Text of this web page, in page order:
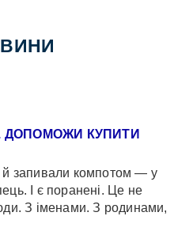
ДОПОМОЖИ КУПИТИ
й запивали компотом — у
І є поранені. Це не
З іменами. З родинами,